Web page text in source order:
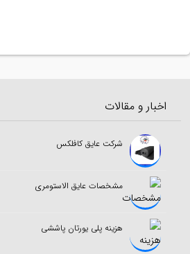
اخبار و مقالات
شرکت عایق کافلکس
مشخصات عایق الاستومری
هزینه پلی یورتان پاششی